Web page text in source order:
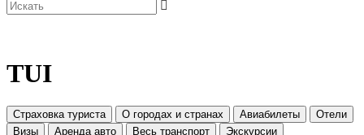
TUI
Страховка туриста О городах и странах Авиабилеты
Отели
Визы
Аренда авто Весь транспорт
Экскурсии